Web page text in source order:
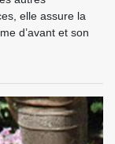
elle assure la
d’avant et son